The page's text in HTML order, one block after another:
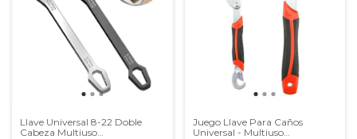
Llave Universal 8-22 Doble
Cabeza Multiuso
Juego Llave Para Caños
Universal - Multiuso